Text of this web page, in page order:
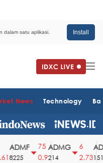
dalam satu aplikasi. Install
News Technology
ADMF
8225
75
0.9
ADMG
214
2.731510